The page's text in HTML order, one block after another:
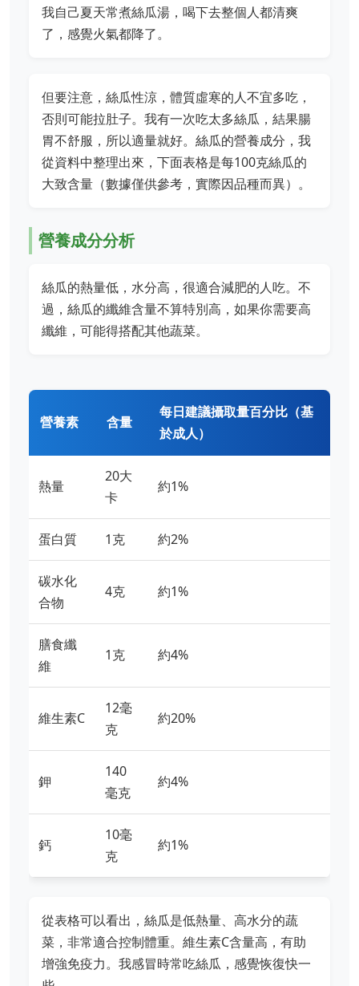
我自己夏天常煮絲瓜湯，喝下去整個人都清爽
了，感覺火氣都降了。
但要注意，絲瓜性涼，體質虛寒的人不宜多吃，
否則可能拉肚子。我有一次吃太多絲瓜，結果腸
胃不舒服，所以適量就好。絲瓜的營養成分，我
從資料中整理出來，下面表格是每100克絲瓜的
大致含量（數據僅供參考，實際因品種而異）。
營養成分分析
絲瓜的熱量低，水分高，很適合減肥的人吃。不
過，絲瓜的纖維含量不算特別高，如果你需要高
纖維，可能得搭配其他蔬菜。
營養素 含量
每日建議攝取量百分比（基
於成人）
熱量
20大
卡
約1%
蛋白質 1克 約2%
碳水化
合物
4克 約1%
膳食纖
維
1克 約4%
維生素C
12毫
克
約20%
鉀
140
毫克
約4%
鈣
10毫
克
約1%
從表格可以看出，絲瓜是低熱量、高水分的蔬
菜，非常適合控制體重。維生素C含量高，有助
增強免疫力。我感冒時常吃絲瓜，感覺恢復快一